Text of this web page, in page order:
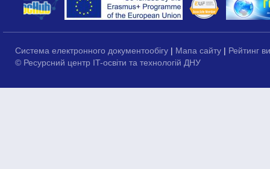
Система електронного документообігу | Мапа сайту | Рейтинг
© Ресурсний центр IT-освіти та технологій ДНУ